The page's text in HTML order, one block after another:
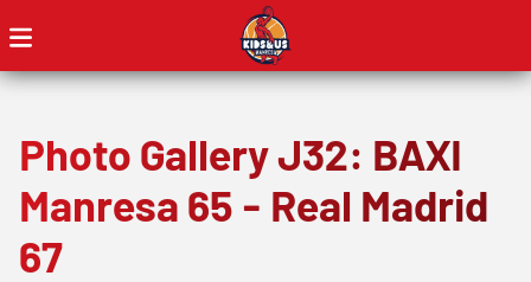
Photo Gallery J32: BAXI
Manresa 65 - Real Madrid
67